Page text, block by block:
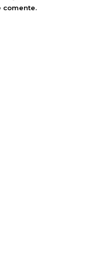
comente.